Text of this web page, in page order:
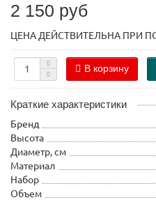
2 150 руб
ЦЕНА ДЕЙСТВИТЕЛЬНА ПРИ
В корзину
Краткие характеристики
Бренд
Высота
Диаметр, см
Материал
Набор
Объем